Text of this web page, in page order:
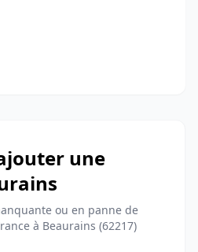
une
ou en panne de
à Beaurains (62217)